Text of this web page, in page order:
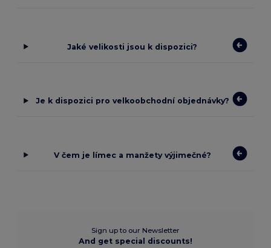
Jaké velikosti jsou k dispozici?
Je k dispozici pro velkoobchodní objednávky?
V čem je límec a manžety výjimečné?
Sign up to our Newsletter
And get special discounts!